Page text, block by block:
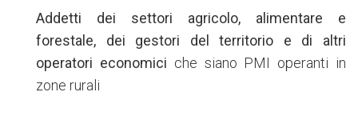
Addetti dei settori agricolo, alimentare e
forestale, dei gestori del territorio e di altri
operatori economici che siano PMI operanti in
zone rurali